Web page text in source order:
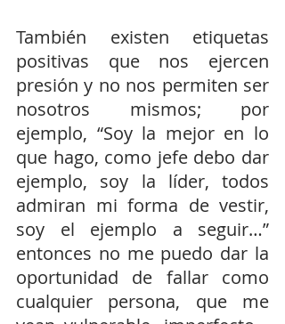
También existen etiquetas
positivas que nos ejercen
presión y no nos permiten ser
nosotros mismos; por
ejemplo, “Soy la mejor en lo
que hago, como jefe debo dar
ejemplo, soy la líder, todos
admiran mi forma de vestir,
soy el ejemplo a seguir…”
entonces no me puedo dar la
oportunidad de fallar como
cualquier persona, que me